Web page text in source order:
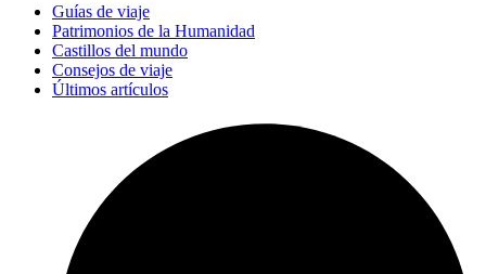
Guías de viaje
Patrimonios de la Humanidad
Castillos del mundo
Consejos de viaje
Últimos artículos